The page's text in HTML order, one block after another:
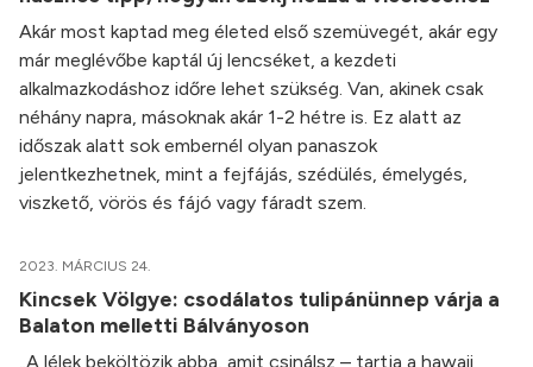
Akár most kaptad meg életed első szemüvegét, akár egy
már meglévőbe kaptál új lencséket, a kezdeti
alkalmazkodáshoz időre lehet szükség. Van, akinek csak
néhány napra, másoknak akár 1-2 hétre is. Ez alatt az
időszak alatt sok embernél olyan panaszok
jelentkezhetnek, mint a fejfájás, szédülés, émelygés,
viszkető, vörös és fájó vagy fáradt szem.
2023. MÁRCIUS 24.
Kincsek Völgye: csodálatos tulipánünnep várja a
Balaton melletti Bálványoson
„A lélek beköltözik abba, amit csinálsz – tartja a hawaii